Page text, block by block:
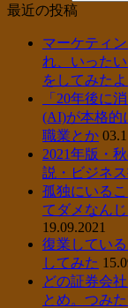
最近の投稿
マーケティ
れ、いった
をしてみたよ
「20年後に
(AI)が本格的
職業とか
2021年版・
説・ビジネ
孤独にいる
てダメなん
19.09.2021
復業してい
してみた
どの証券会
とめ。つみ